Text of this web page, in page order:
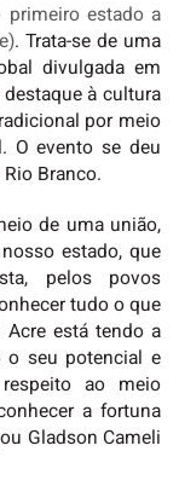
estado a
. Trata-se de uma
divulgada em
à cultura
por meio
O evento se deu
Branco.
de uma união,
estado, que
pelos povos
tudo o que
está tendo a
o seu potencial e
ao meio
a fortuna
Gladson Cameli